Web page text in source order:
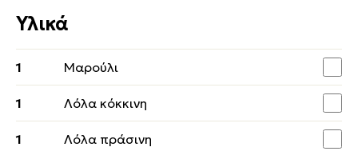
Υλικά
1 Μαρούλι
1 Λόλα κόκκινη
1 Λόλα πράσινη